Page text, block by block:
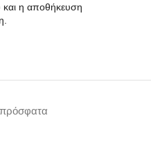
η αποθήκευση
πρόσφατα